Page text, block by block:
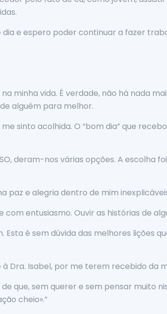
e espero poder continuar a fazer
minha vida. É verdade, não há nada
alguém para melhor.
sinto acolhida. O “bom dia” que
deram-nos várias opções. A escolha
paz e alegria dentro de mim
entusiasmo. Ouvir as histórias de
é sem dúvida das melhores lições
Dra. Isabel, por me terem recebido da
que, sem querer e sem pensar muito
cheio».”